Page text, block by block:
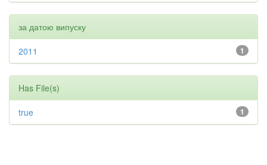
за датою випуску
1
2011
Has File(s)
1
true